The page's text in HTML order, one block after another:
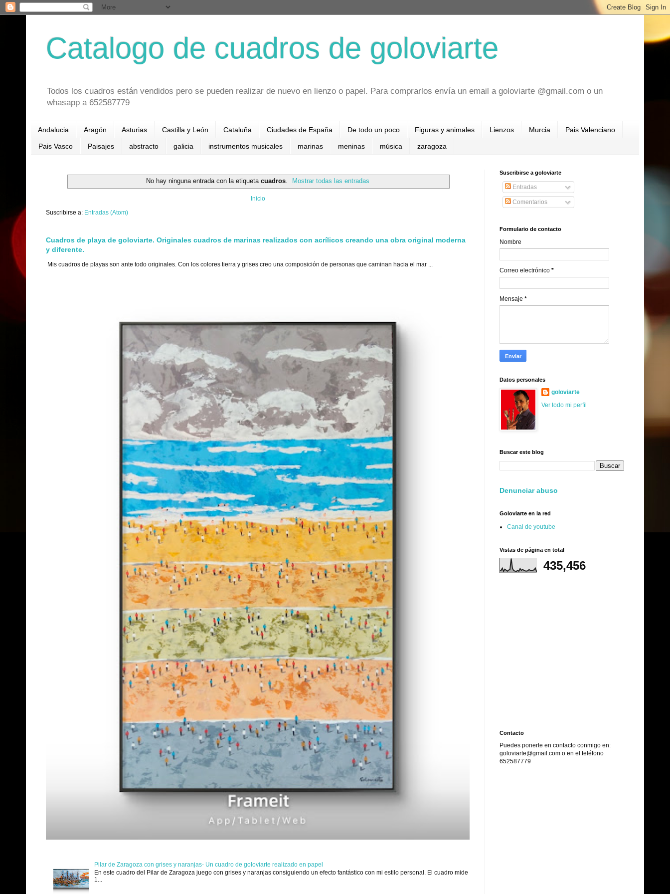
Catalogo de cuadros de goloviarte
Todos los cuadros están vendidos pero se pueden realizar de nuevo en lienzo o papel. Para comprarlos envía un email a goloviarte @gmail.com o un
whasapp a 652587779
Andalucia Aragón Asturias Castilla y León Cataluña Ciudades de España De todo un poco Figuras y animales Lienzos Murcia Pais Valenciano
Pais Vasco Paisajes abstracto galicia instrumentos musicales marinas meninas música zaragoza
No hay ninguna entrada con la etiqueta cuadros. Mostrar todas las entradas
Inicio
Suscribirse a: Entradas (Atom)
Cuadros de playa de goloviarte. Originales cuadros de marinas realizados con acrílicos creando una obra original moderna
y diferente.
Mis cuadros de playas son ante todo originales. Con los colores tierra y grises creo una composición de personas que caminan hacia el mar ...
Pilar de Zaragoza con grises y naranjas- Un cuadro de goloviarte realizado en papel
En este cuadro del Pilar de Zaragoza juego con grises y naranjas consiguiendo un efecto fantástico con mi estilo personal. El cuadro mide
1...
Suscribirse a goloviarte
Entradas
Comentarios
Formulario de contacto
Nombre
Correo electrónico *
Mensaje *
Datos personales
goloviarte
Ver todo mi perfil
Buscar este blog
Denunciar abuso
Goloviarte en la red
Canal de youtube
Vistas de página en total
435,456
Contacto
Puedes ponerte en contacto conmigo en:
goloviarte@gmail.com o en el teléfono
652587779